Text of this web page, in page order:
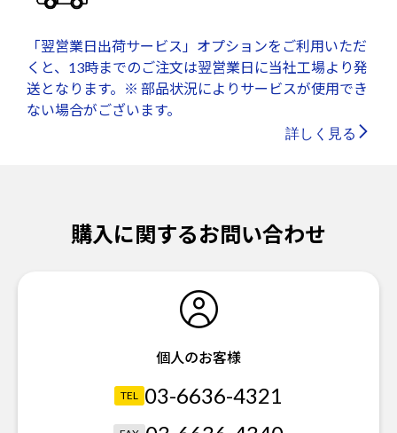
「翌営業日出荷サービス」オプションをご利用いただ
くと、13時までのご注文は翌営業日に当社工場より発
送となります。※ 部品状況によりサービスが使用でき
ない場合がございます。
詳しく見る
購入に関するお問い合わせ
個人のお客様
TEL 03-6636-4321